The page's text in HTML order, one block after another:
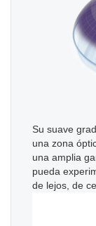
Su suave
una zona
una amplia
pueda
de lejos, de